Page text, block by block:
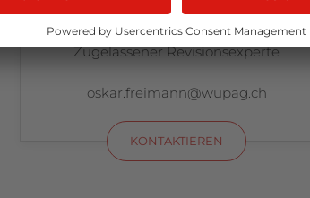
Treuhänder mit eidg. Fachausweis
Geschäftsführer
Zugelassener Revisionsexperte
oskar.freimann@wupag.ch
KONTAKTIEREN